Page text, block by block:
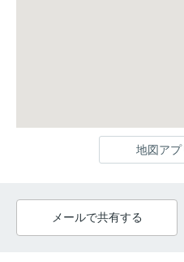
地図アプ
メールで共有する